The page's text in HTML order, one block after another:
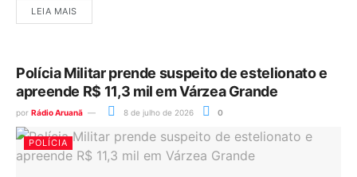
LEIA MAIS
Polícia Militar prende suspeito de estelionato e
apreende R$ 11,3 mil em Várzea Grande
por Rádio Aruanã 8 de julho de 2026 0
POLÍCIA